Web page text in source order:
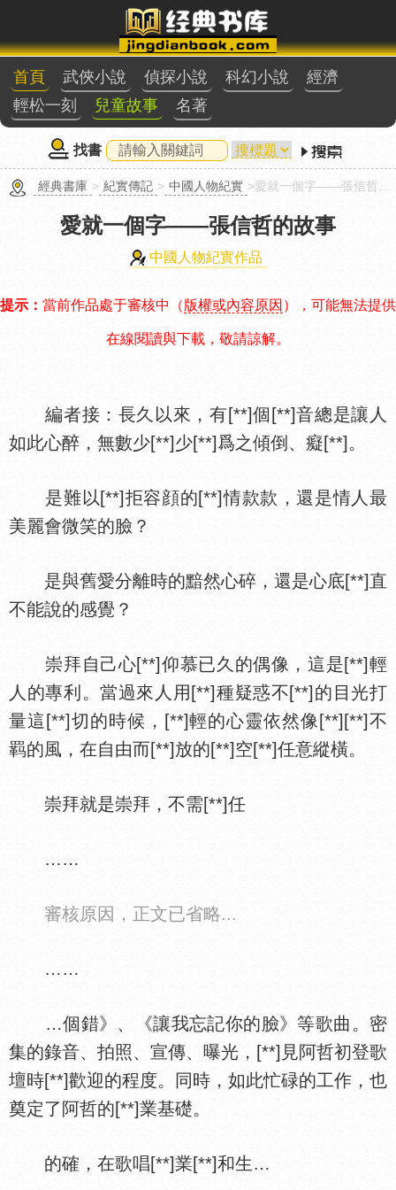
首頁 武俠小說 偵探小說 科幻小說
經濟
輕松一刻
兒童故事 名著
找書
經典書庫 > 紀實傳記 > 中國人物紀實 >愛就一個字——張信哲的故事
愛就一個字——張信哲的故事
中國人物紀實作品
提示： 當前作品處于審核中（版權或內容原因 ），可能無法提供
在線閱讀與下載，敬請諒解。
編者接：長久以來，有[**]個[**]音總是讓人
如此心醉，無數少[**]少[**]爲之傾倒、癡[**]。
是難以[**]拒容顔的[**]情款款，還是情人最
美麗會微笑的臉？
是與舊愛分離時的黯然心碎，還是心底[**]直
不能說的感覺？
崇拜自己心[**]仰慕已久的偶像，這是[**]輕
人的專利。當過來人用[**]種疑惑不[**]的目光打
量這[**]切的時候，[**]輕的心靈依然像[**][**]不
羁的風，在自由而[**]放的[**]空[**]任意縱橫。
崇拜就是崇拜，不需[**]任
……
審核原因，正文已省略...
……
…個錯》、《讓我忘記你的臉》等歌曲。密
集的錄音、拍照、宣傳、曝光，[**]見阿哲初登歌
壇時[**]歡迎的程度。同時，如此忙碌的工作，也
奠定了阿哲的[**]業基礎。
的確，在歌唱[**]業[**]和生…